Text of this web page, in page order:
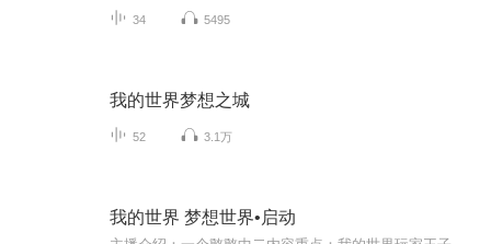
34 5495
我的世界梦想之城
52 3.1万
我的世界 梦想世界•启动